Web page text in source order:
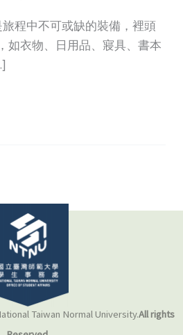
程中不可或缺的裝備，裡頭
如衣物、日用品、寢具、書本
Taiwan Normal University.All rights